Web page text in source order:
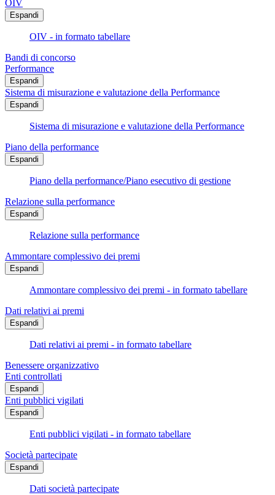
OIV
Espandi
OIV - in formato tabellare
Bandi di concorso
Performance
Espandi
Sistema di misurazione e valutazione della Performance
Espandi
Sistema di misurazione e valutazione della Performance
Piano della performance
Espandi
Piano della performance/Piano esecutivo di gestione
Relazione sulla performance
Espandi
Relazione sulla performance
Ammontare complessivo dei premi
Espandi
Ammontare complessivo dei premi - in formato tabellare
Dati relativi ai premi
Espandi
Dati relativi ai premi - in formato tabellare
Benessere organizzativo
Enti controllati
Espandi
Enti pubblici vigilati
Espandi
Enti pubblici vigilati - in formato tabellare
Società partecipate
Espandi
Dati società partecipate